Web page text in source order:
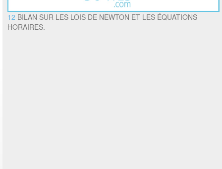
12 BILAN SUR LES LOIS DE NEWTON ET LES ÉQUATIONS
HORAIRES.